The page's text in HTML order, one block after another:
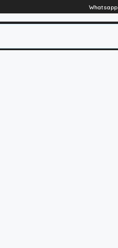
Whatsapp